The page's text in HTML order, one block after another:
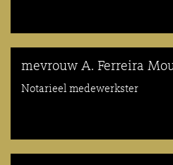
mevrouw A. Ferreira
Notarieel medewerkster